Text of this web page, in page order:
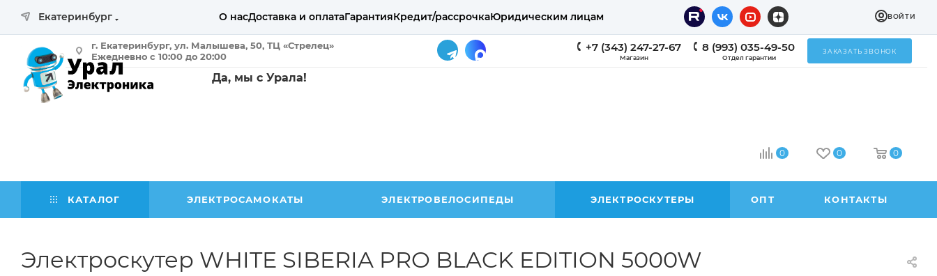
Екатеринбург О насДоставка и оплатаГарантияКредит/рассрочкаЮридическим лицам ВОЙТИ
г. Екатеринбург, ул. Малышева, 50, ТЦ «Стрелец»
Ежедневно с 10:00 до 20:00
+7 (343) 247-27-67
Магазин
8 (993) 035-49-50
Отдел гарантии
ЗАКАЗАТЬ ЗВОНОК
Да, мы с Урала!
0 0 0
КАТАЛОГ ЭЛЕКТРОСАМОКАТЫ ЭЛЕКТРОВЕЛОСИПЕДЫ ЭЛЕКТРОСКУТЕРЫ ОПТ КОНТАКТЫ
Электроскутер WHITE SIBERIA PRO BLACK EDITION 5000W